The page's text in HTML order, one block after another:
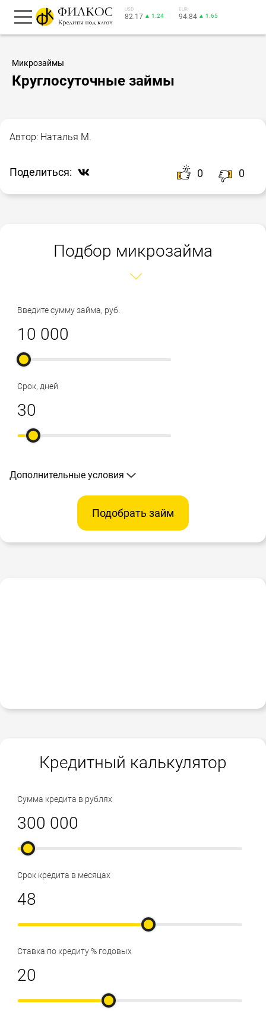
USD
82.17 ▲ 1.24
EUR
94.84 ▲ 1.65
Микрозаймы
Круглосуточные займы
Автор: Наталья М.
Поделиться: 0 0
Подбор микрозайма
Введите сумму займа, руб.
Срок, дней
Дополнительные условия
Подобрать займ
Кредитный калькулятор
Сумма кредита в рублях
Срок кредита в месяцах
Ставка по кредиту % годовых